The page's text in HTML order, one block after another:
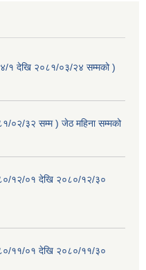
१ देखि २०८१/०३/२४ सम्मको )
०२/३२ सम्म ) जेठ महिना सम्मको
१२/०१ देखि २०८०/१२/३०
११/०१ देखि २०८०/११/३०